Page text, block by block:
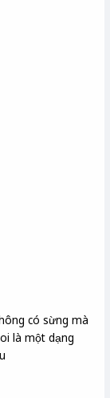
có sừng mà
là một dạng